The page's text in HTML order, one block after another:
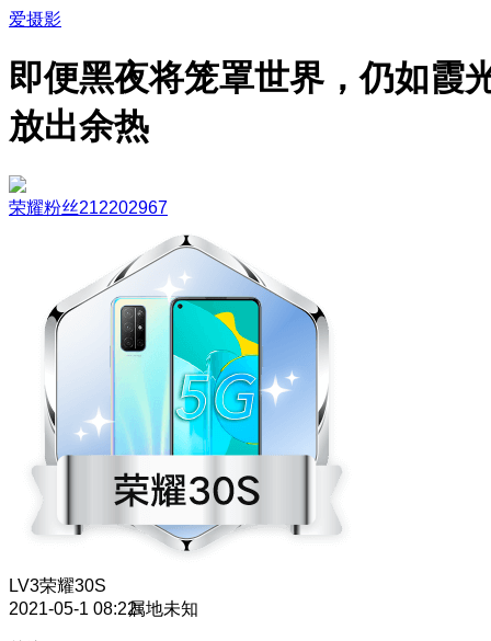
爱摄影
即便黑夜将笼罩世界，仍如霞
放出余热
荣耀粉丝212202967
LV3荣耀30S
2021-05-1 08:22属地未知